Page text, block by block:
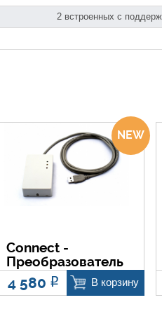
2 встроенных с
Connect -
Преобразователь
4 580 Р В корзину